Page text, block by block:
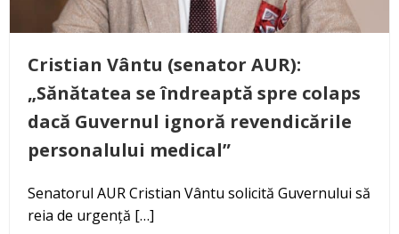
Cristian Vântu (senator AUR):
„Sănătatea se îndreaptă spre colaps
dacă Guvernul ignoră revendicările
personalului medical”
Senatorul AUR Cristian Vântu solicită Guvernului să
reia de urgență […]